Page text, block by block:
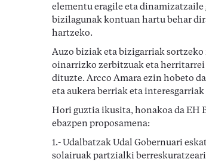
elementu eragile eta
bizilagunak kontuan hartu behar
hartzeko.
Auzo biziak eta bizigarriak
oinarrizko zerbitzuak eta herritarrei
dituzte. Arcco Amara ezin hobeto
eta aukera berriak eta
Hori guztia ikusita, honakoa da EH
ebazpen proposamena:
1.- Udalbatzak Udal Gobernuari
solairuak partzialki